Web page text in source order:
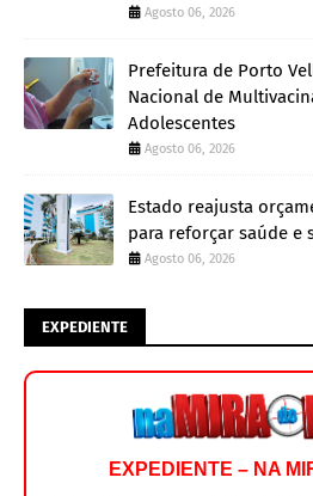
Agosto 06, 2026
Prefeitura de Porto
Nacional de
Adolescentes
Agosto 06, 2026
Estado reajusta
para reforçar saúde e
Agosto 06, 2026
EXPEDIENTE
EXPEDIENTE – NA